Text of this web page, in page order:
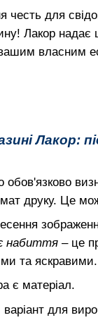
честь для
Лакор
власним
Лакор:
друку. Це
набиття – це
та яскравими.
є матеріал.
для